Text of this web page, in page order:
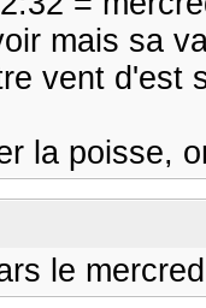
mais sa
vent d'est
la poisse,
le